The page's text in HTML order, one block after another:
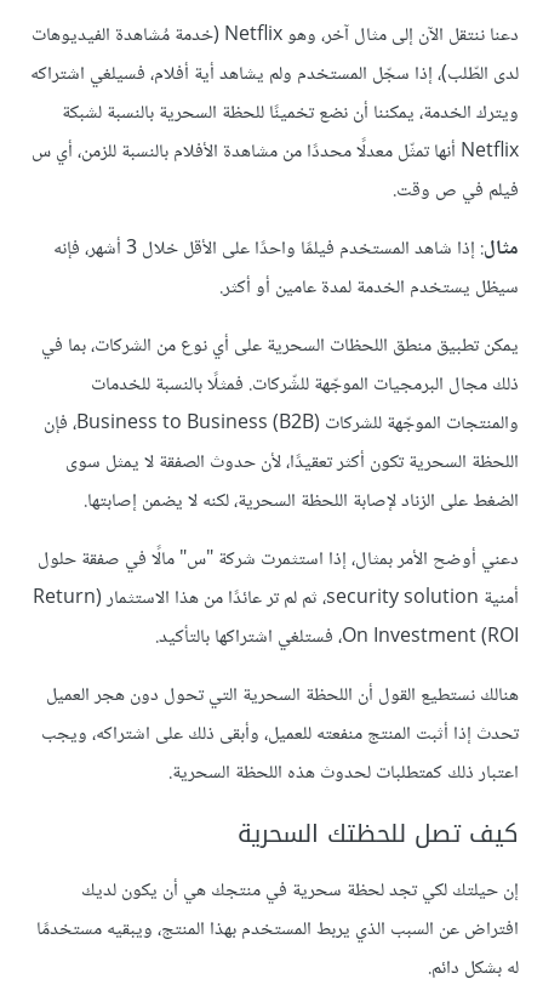
دعنا ننتقل الآن إلى مثال آخر، وهو Netflix (خدمة مُشاهدة الفيديوهات
لدى الطّلب)، إذا سجّل المستخدم ولم يشاهد أية أفلام، فسيلغي اشتراكه
ويترك الخدمة، يمكننا أن نضع تخمينًا للحظة السحرية بالنسبة لشبكة
Netflix أنها تمثّل معدلًا محددًا من مشاهدة الأفلام بالنسبة للزمن، أي س
فيلم في ص وقت.
مثال
: إذا شاهد المستخدم فيلمًا واحدًا على الأقل خلال 3 أشهر، فإنه
سيظل يستخدم الخدمة لمدة عامين أو أكثر.
يمكن تطبيق منطق اللحظات السحرية على أي نوع من الشركات، بما في
ذلك مجال البرمجيات الموجّهة للشّركات. فمثلًا بالنسبة للخدمات
والمنتجات الموجّهة للشركات (Business to Business (B2B، فإن
اللحظة السحرية تكون أكثر تعقيدًا، ﻷن حدوث الصفقة ﻻ يمثل سوى
الضغط على الزناد ﻹصابة اللحظة السحرية، لكنه ﻻ يضمن إصابتها.
دعني أوضح الأمر بمثال، إذا استثمرت شركة "س" مالًا في صفقة حلول
أمنية security solution، ثم لم تر عائدًا من هذا الاستثمار (Return
On Investment (ROI، فستلغي اشتراكها بالتأكيد.
هنالك نستطيع القول أن اللحظة السحرية التي تحول دون هجر العميل
تحدث إذا أثبت المنتج منفعته للعميل، وأبقى ذلك على اشتراكه، ويجب
اعتبار ذلك كمتطلبات لحدوث هذه اللحظة السحرية.
كيف تصل للحظتك السحرية
إن حيلتك لكي تجد لحظة سحرية في منتجك هي أن يكون لديك
افتراض عن السبب الذي يربط المستخدم بهذا المنتج، ويبقيه مستخدمًا
له بشكل دائم.